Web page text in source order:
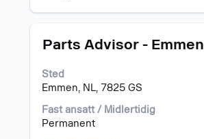
Tittel
Parts Advisor - Emmen
Sted
Emmen, NL, 7825 GS
Fast ansatt / Midlertidig
Permanent
Velg
mellomromstasten
for
vise
det